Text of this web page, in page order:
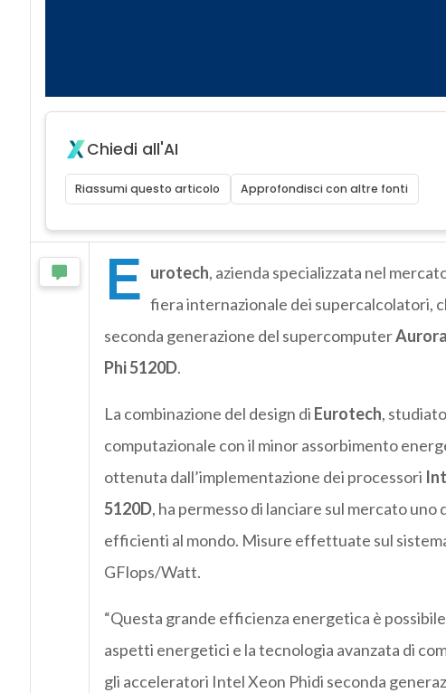
Chiedi all'AI
Riassumi questo articolo Approfondisci con altre fonti
E urotech, azienda specializzata nel
fiera internazionale dei supercalcolatori,
seconda generazione del supercomputer
Phi 5120D.
La combinazione del design di Eurotech,
computazionale con il minor assorbimento
ottenuta dall’implementazione dei processori
5120D, ha permesso di lanciare sul mercato
efficienti al mondo. Misure effettuate sul
GFlops/Watt.
“Questa grande efficienza energetica è
aspetti energetici e la tecnologia avanzata di
gli acceleratori Intel Xeon Phidi seconda